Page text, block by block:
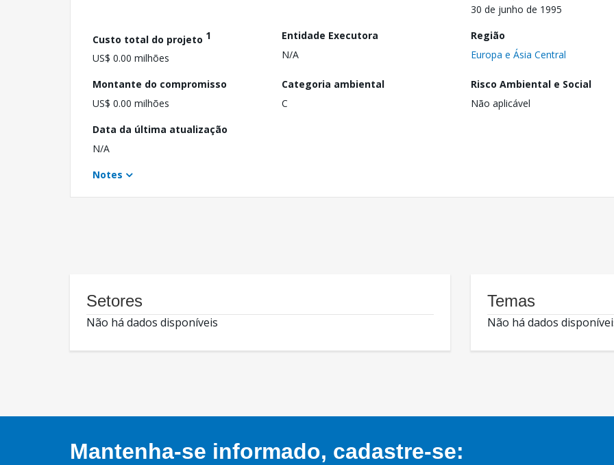
30 de junho de 1995
Custo total do projeto 1
US$ 0.00 milhões
Entidade Executora
N/A
Região
Europa e Ásia Central
Montante do compromisso
US$ 0.00 milhões
Categoria ambiental
C
Risco Ambiental e Social
Não aplicável
Data da última atualização
N/A
Notes
Setores
Não há dados disponíveis
Temas
Não há dados
Mantenha-se informado, cadastre-se: